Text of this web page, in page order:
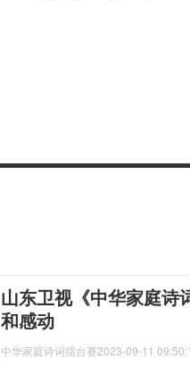
山东卫视《中华家庭诗
和感动
中华家庭诗词擂台赛2023-09-11